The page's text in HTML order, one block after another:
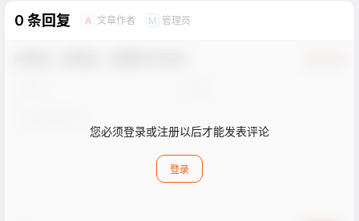
件或硬件的情况下，免费在
线运行这些模型进行图片生
0 条回复 A 文章作者 M 管理员
您必须登录或注册以后才能发表评论
登录